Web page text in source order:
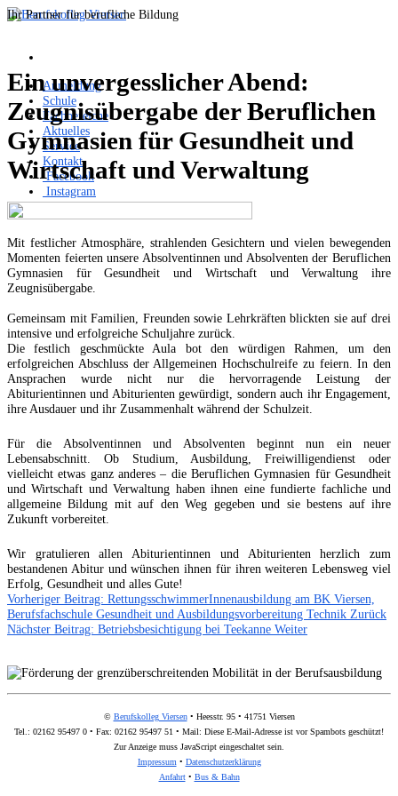
Ihr Partner für berufliche Bildung
Anmeldung
Schule
Fachbereiche
Aktuelles
Service
Kontakt
Facebook
Instagram
Ein unvergesslicher Abend:
Zeugnisübergabe der Beruflichen
Gymnasien für Gesundheit und
Wirtschaft und Verwaltung
Mit festlicher Atmosphäre, strahlenden Gesichtern und vielen bewegenden
Momenten feierten unsere Absolventinnen und Absolventen der Beruflichen
Gymnasien für Gesundheit und Wirtschaft und Verwaltung ihre
Zeugnisübergabe.
Gemeinsam mit Familien, Freunden sowie Lehrkräften blickten sie auf drei
intensive und erfolgreiche Schuljahre zurück.
Die festlich geschmückte Aula bot den würdigen Rahmen, um den
erfolgreichen Abschluss der Allgemeinen Hochschulreife zu feiern. In den
Ansprachen wurde nicht nur die hervorragende Leistung der
Abiturientinnen und Abiturienten gewürdigt, sondern auch ihr Engagement,
ihre Ausdauer und ihr Zusammenhalt während der Schulzeit.
Für die Absolventinnen und Absolventen beginnt nun ein neuer
Lebensabschnitt. Ob Studium, Ausbildung, Freiwilligendienst oder
vielleicht etwas ganz anderes – die Beruflichen Gymnasien für Gesundheit
und Wirtschaft und Verwaltung haben ihnen eine fundierte fachliche und
allgemeine Bildung mit auf den Weg gegeben und sie bestens auf ihre
Zukunft vorbereitet.
Wir gratulieren allen Abiturientinnen und Abiturienten herzlich zum
bestandenen Abitur und wünschen ihnen für ihren weiteren Lebensweg viel
Erfolg, Gesundheit und alles Gute!
Vorheriger Beitrag: RettungsschwimmerInnenausbildung am BK Viersen,
Berufsfachschule Gesundheit und Ausbildungsvorbereitung Technik Zurück
Nächster Beitrag: Betriebsbesichtigung bei Teekanne Weiter
© Berufskolleg Viersen• Heesstr. 95 • 41751 Viersen
Tel.: 02162 95497 0 • Fax: 02162 95497 51 • Mail: Diese E-Mail-Adresse ist vor Spambots geschützt!
Zur Anzeige muss JavaScript eingeschaltet sein.
Impressum • Datenschutzerklärung
Anfahrt• Bus & Bahn